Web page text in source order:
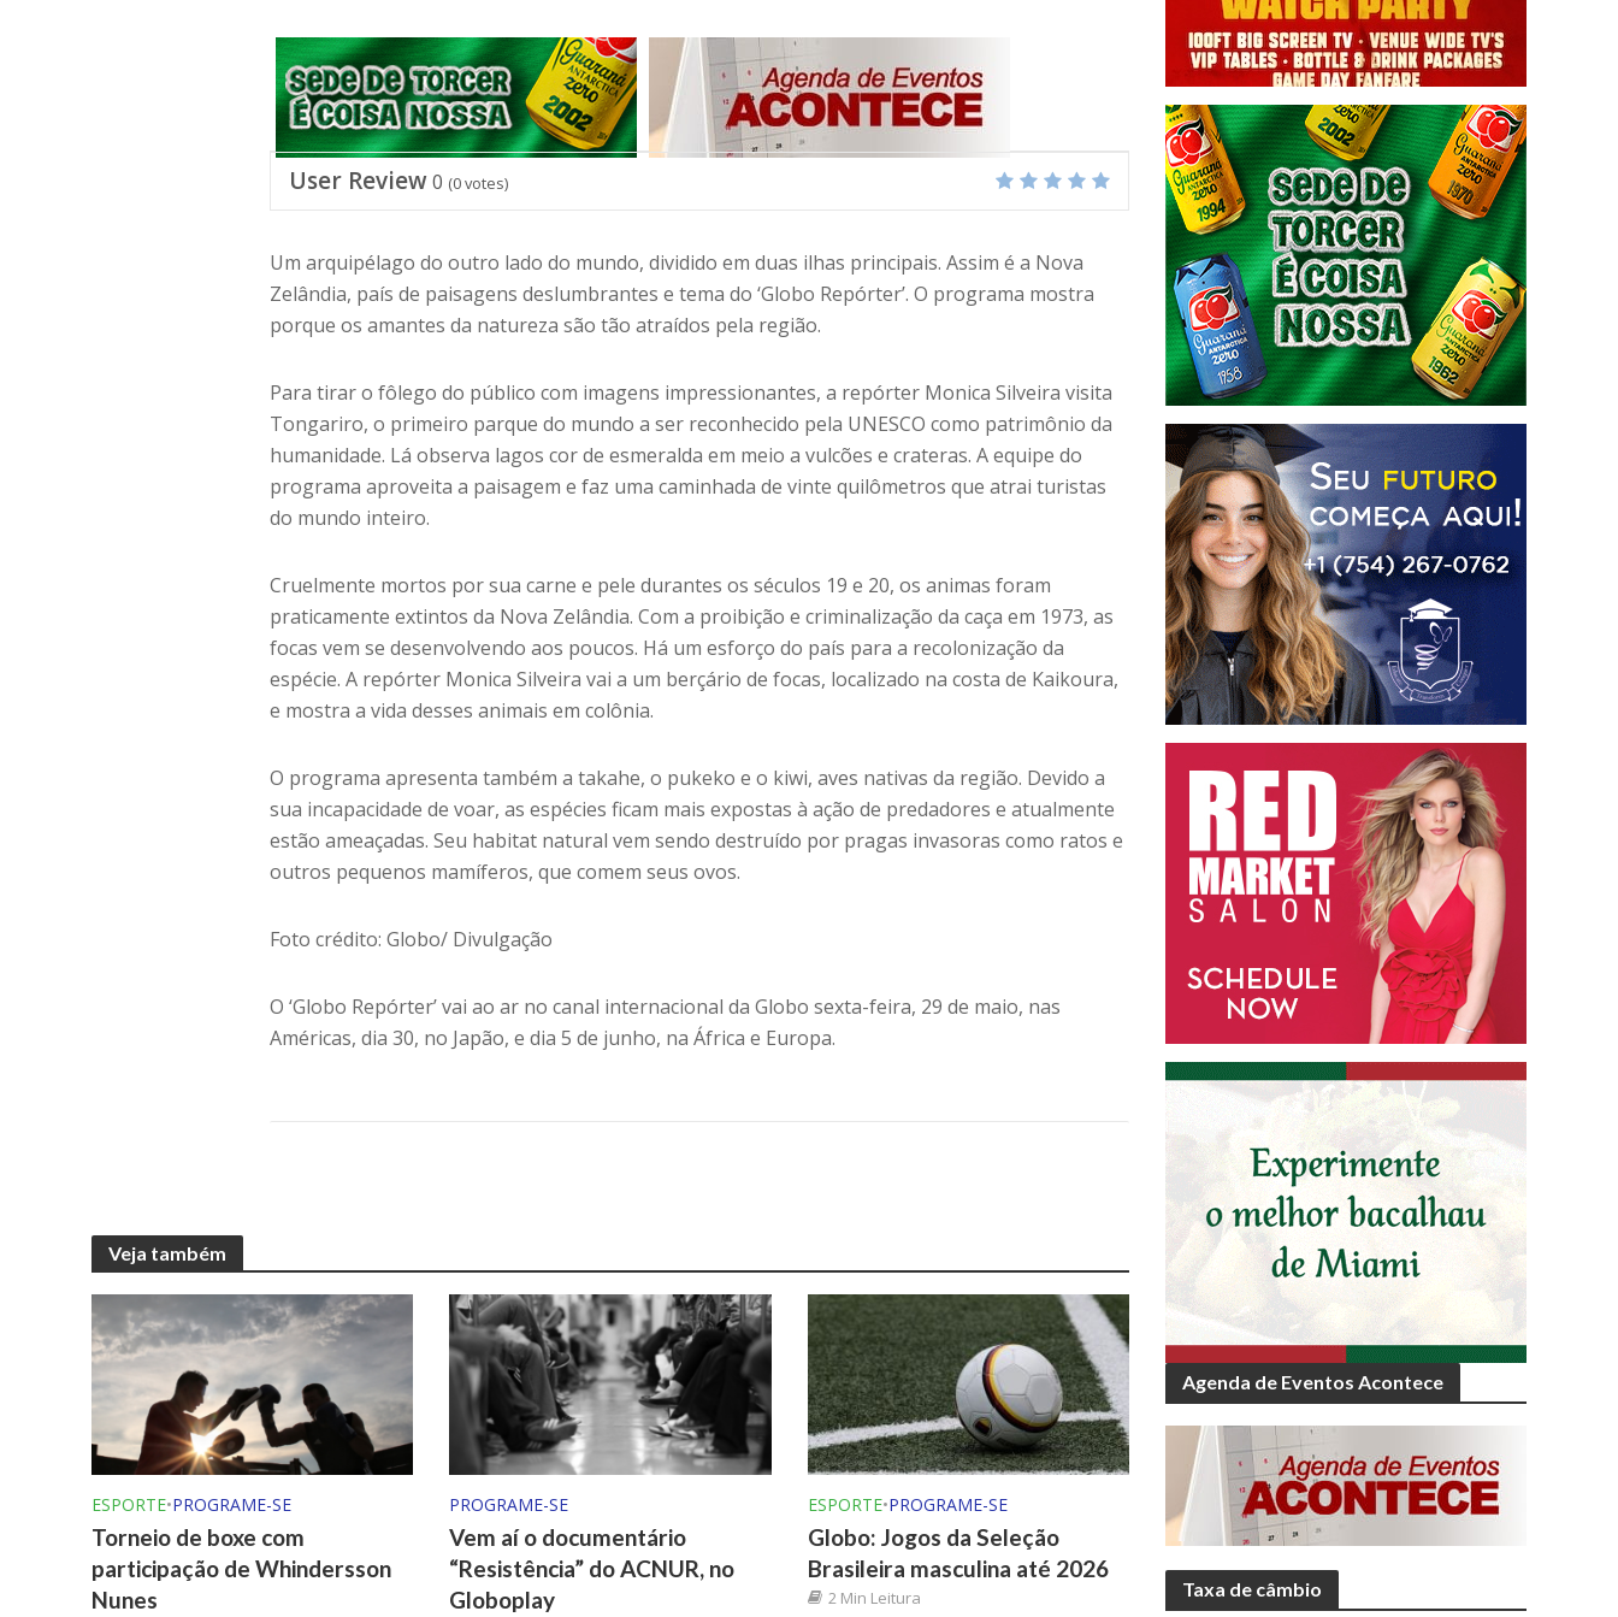
User Review0 (0votes)
Um arquipélago do outro lado do mundo, dividido em duas ilhas principais. Assim é a Nova
Zelândia, país de paisagens deslumbrantes e tema do ‘Globo Repórter’. O programa mostra
porque os amantes da natureza são tão atraídos pela região.
Para tirar o fôlego do público com imagens impressionantes, a repórter Monica Silveira visita
Tongariro, o primeiro parque do mundo a ser reconhecido pela UNESCO como patrimônio da
humanidade. Lá observa lagos cor de esmeralda em meio a vulcões e crateras. A equipe do
programa aproveita a paisagem e faz uma caminhada de vinte quilômetros que atrai turistas
do mundo inteiro.
Cruelmente mortos por sua carne e pele durantes os séculos 19 e 20, os animas foram
praticamente extintos da Nova Zelândia. Com a proibição e criminalização da caça em 1973, as
focas vem se desenvolvendo aos poucos. Há um esforço do país para a recolonização da
espécie. A repórter Monica Silveira vai a um berçário de focas, localizado na costa de Kaikoura,
e mostra a vida desses animais em colônia.
O programa apresenta também a takahe, o pukeko e o kiwi, aves nativas da região. Devido a
sua incapacidade de voar, as espécies ficam mais expostas à ação de predadores e atualmente
estão ameaçadas. Seu habitat natural vem sendo destruído por pragas invasoras como ratos e
outros pequenos mamíferos, que comem seus ovos.
Foto crédito: Globo/ Divulgação
O ‘Globo Repórter’ vai ao ar no canal internacional da Globo sexta-feira, 29 de maio, nas
Américas, dia 30, no Japão, e dia 5 de junho, na África e Europa.
Veja também
ESPORTE•PROGRAME-SE
Torneio de boxe com
participação de Whindersson
Nunes
PROGRAME-SE
Vem aí o documentário
“Resistência” do ACNUR, no
Globoplay
ESPORTE•PROGRAME-SE
Globo: Jogos da Seleção
Brasileira masculina até 2026
2 Min Leitura
Agenda de Eventos Acontece
Taxa de câmbio